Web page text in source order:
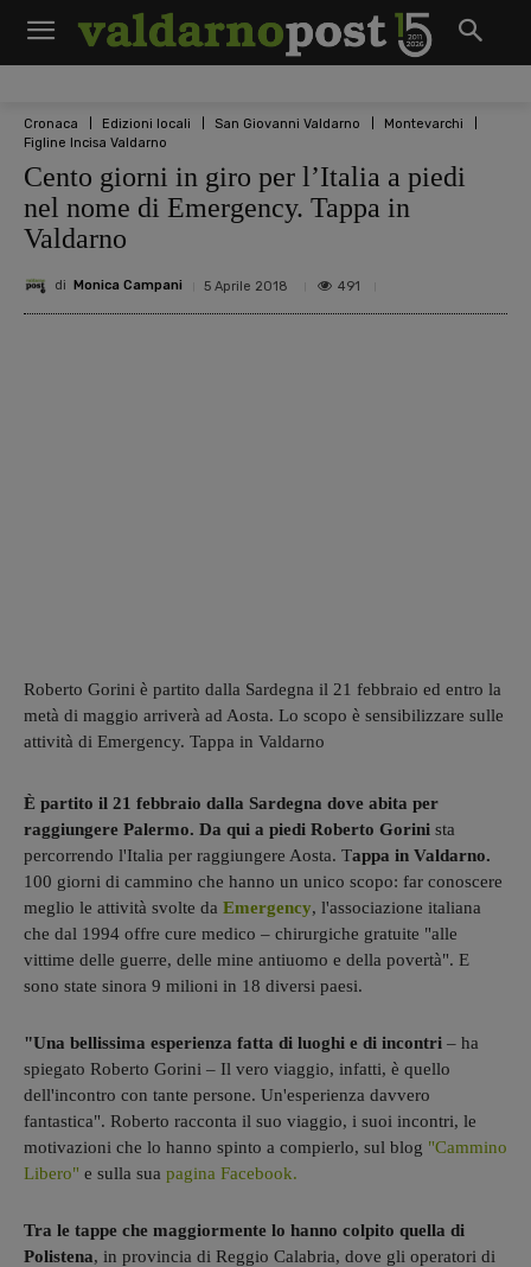
Cronaca Edizioni locali San Giovanni Valdarno
Montevarchi
Figline Incisa Valdarno
Cento giorni in giro per l’Italia a piedi
nel nome di Emergency. Tappa in
Valdarno
di Monica Campani 5 Aprile 2018 491
Roberto Gorini è partito dalla Sardegna il 21 febbraio ed entro la
metà di maggio arriverà ad Aosta. Lo scopo è sensibilizzare sulle
attività di Emergency. Tappa in Valdarno
È partito il 21 febbraio dalla Sardegna dove abita per
raggiungere Palermo. Da qui a piedi Roberto Gorini sta
percorrendo l'Italia per raggiungere Aosta. Tappa in Valdarno.
100 giorni di cammino che hanno un unico scopo: far conoscere
meglio le attività svolte da Emergency, l'associazione italiana
che dal 1994 offre cure medico – chirurgiche gratuite "alle
vittime delle guerre, delle mine antiuomo e della povertà". E
sono state sinora 9 milioni in 18 diversi paesi.
"Una bellissima esperienza fatta di luoghi e di incontri – ha
spiegato Roberto Gorini – Il vero viaggio, infatti, è quello
dell'incontro con tante persone. Un'esperienza davvero
fantastica". Roberto racconta il suo viaggio, i suoi incontri, le
motivazioni che lo hanno spinto a compierlo, sul blog "Cammino
Libero" e sulla sua pagina Facebook.
Tra le tappe che maggiormente lo hanno colpito quella di
Polistena, in provincia di Reggio Calabria, dove gli operatori di